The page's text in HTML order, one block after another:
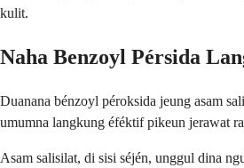
kulit.
Naha Benzoyl Pérsida
Duanana bénzoyl péroksida jeung asam
umumna langkung éféktif pikeun jerawat
Asam salisilat, di sisi séjén, unggul dina